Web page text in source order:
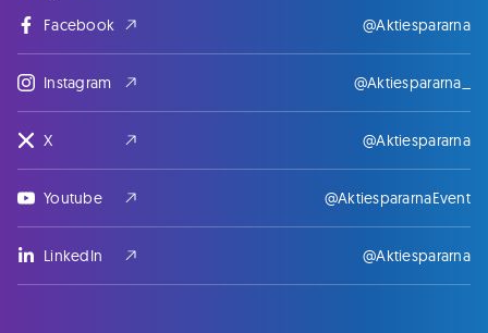
Facebook @Aktiespararna
Instagram @Aktiespararna_
X @Aktiespararna
Youtube @AktiespararnaEvent
LinkedIn @Aktiespararna